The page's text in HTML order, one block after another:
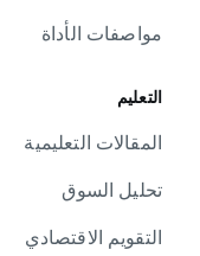
مواصفات الأداة
التعليم
المقالات التعليمية
تحليل السوق
التقويم الاقتصادي